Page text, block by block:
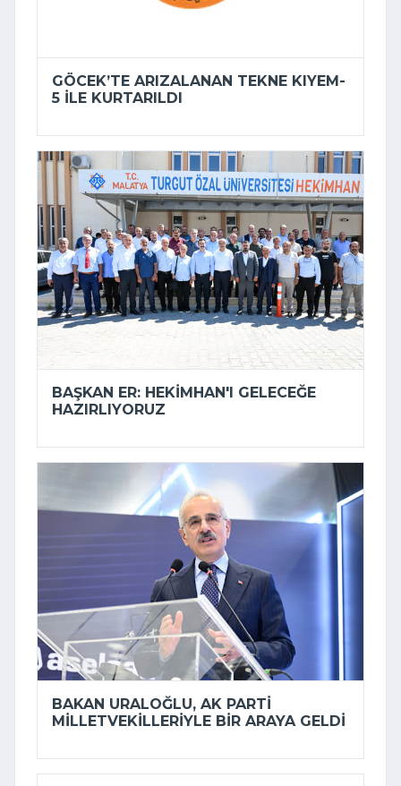
GÖCEK’TE ARIZALANAN TEKNE KIYEM-
5 ILE KURTARILDI
BAŞKAN ER: HEKIMHAN'I GELECEĞE
HAZIRLIYORUZ
BAKAN URALOĞLU, AK PARTI
MILLETVEKILLERIYLE BIR ARAYA GELDI